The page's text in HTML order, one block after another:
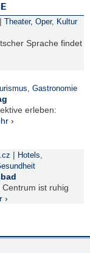
| Theater, Oper, Kultur
Sprache findet
, Gastronomie
erleben:
›
| Hotels,
ist ruhig
›